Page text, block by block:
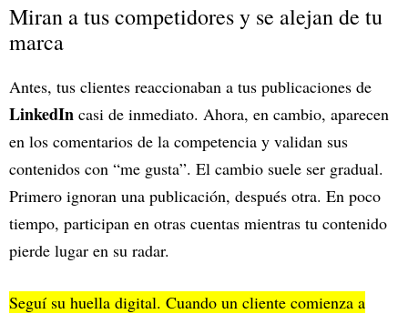
Miran a tus competidores y se alejan de tu
marca
Antes, tus clientes reaccionaban a tus publicaciones de
LinkedIn casi de inmediato. Ahora, en cambio, aparecen
en los comentarios de la competencia y validan sus
contenidos con “me gusta”. El cambio suele ser gradual.
Primero ignoran una publicación, después otra. En poco
tiempo, participan en otras cuentas mientras tu contenido
pierde lugar en su radar.
Seguí su huella digital. Cuando un cliente comienza a